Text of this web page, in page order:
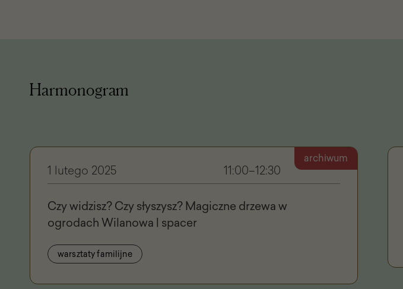
Harmonogram
archiwum
1 lutego 2025 11:00–12:30
Czy widzisz? Czy słyszysz? Magiczne drzewa w
ogrodach Wilanowa | spacer
warsztaty familijne